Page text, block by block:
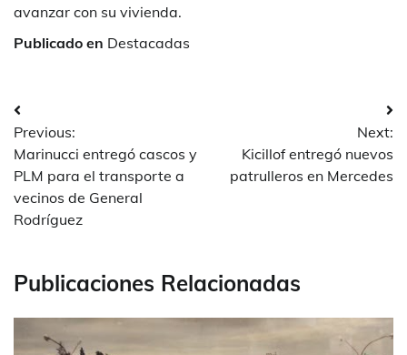
avanzar con su vivienda.
Publicado en Destacadas
Navegación
de
entradas
Previous:
Marinucci entregó cascos y
PLM para el transporte a
vecinos de General
Rodríguez
Next:
Kicillof entregó nuevos
patrulleros en Mercedes
Publicaciones Relacionadas